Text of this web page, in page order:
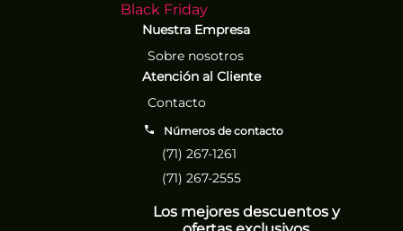
Black Friday
Nuestra Empresa
Sobre nosotros
Atención al Cliente
Contacto
Números de contacto
(71) 267-1261
(71) 267-2555
Los mejores descuentos y